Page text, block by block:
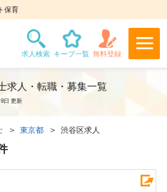
保育
求人・転職・募集一覧
日 更新
東京都 渋谷区求人